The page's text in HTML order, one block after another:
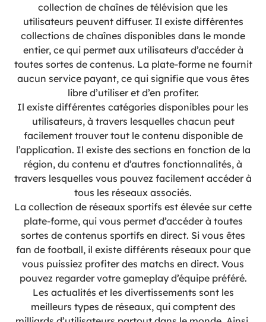
collection de chaînes de télévision que les
utilisateurs peuvent diffuser. Il existe différentes
collections de chaînes disponibles dans le monde
entier, ce qui permet aux utilisateurs d’accéder à
toutes sortes de contenus. La plate-forme ne fournit
aucun service payant, ce qui signifie que vous êtes
libre d’utiliser et d’en profiter.
Il existe différentes catégories disponibles pour les
utilisateurs, à travers lesquelles chacun peut
facilement trouver tout le contenu disponible de
l’application. Il existe des sections en fonction de la
région, du contenu et d’autres fonctionnalités, à
travers lesquelles vous pouvez facilement accéder à
tous les réseaux associés.
La collection de réseaux sportifs est élevée sur cette
plate-forme, qui vous permet d’accéder à toutes
sortes de contenus sportifs en direct. Si vous êtes
fan de football, il existe différents réseaux pour que
vous puissiez profiter des matchs en direct. Vous
pouvez regarder votre gameplay d’équipe préféré.
Les actualités et les divertissements sont les
meilleurs types de réseaux, qui comptent des